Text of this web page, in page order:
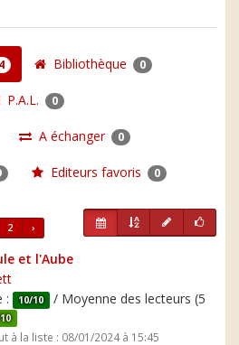
Bibliothèque 0
P.A.L. 0
A échanger 0
Editeurs favoris 0
2 ›
et l'Aube
:
10/10 / Moyenne des lecteurs (5
à la liste : 08/01/2024 à 15:45